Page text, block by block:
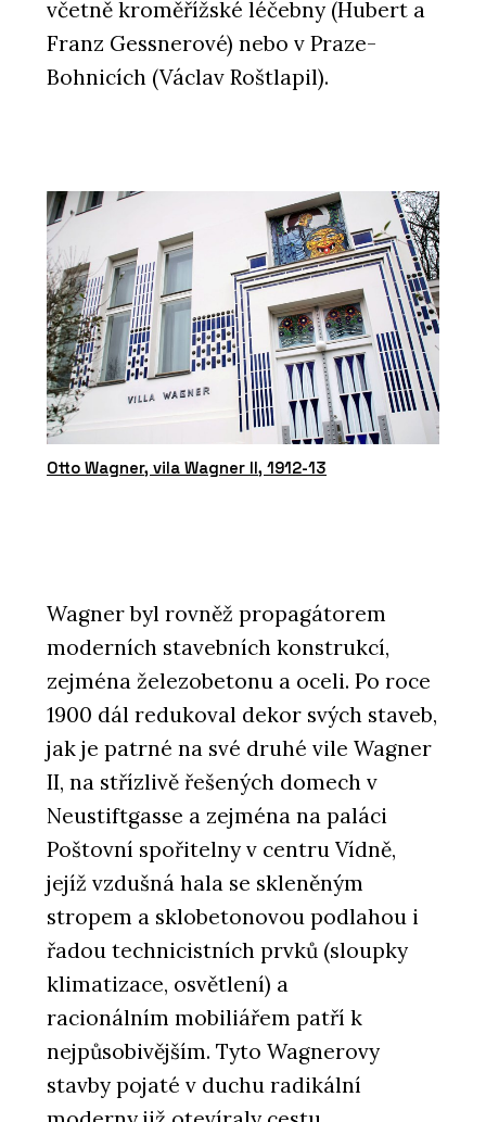
včetně kroměřížské léčebny (Hubert a
Franz Gessnerové) nebo v Praze-
Bohnicích (Václav Roštlapil).
Otto Wagner, vila Wagner II, 1912-13
Wagner byl rovněž propagátorem
moderních stavebních konstrukcí,
zejména železobetonu a oceli. Po roce
1900 dál redukoval dekor svých staveb,
jak je patrné na své druhé vile Wagner
II, na střízlivě řešených domech v
Neustiftgasse a zejména na paláci
Poštovní spořitelny v centru Vídně,
jejíž vzdušná hala se skleněným
stropem a sklobetonovou podlahou i
řadou technicistních prvků (sloupky
klimatizace, osvětlení) a
racionálním mobiliářem patří k
nejpůsobivějším. Tyto Wagnerovy
stavby pojaté v duchu radikální